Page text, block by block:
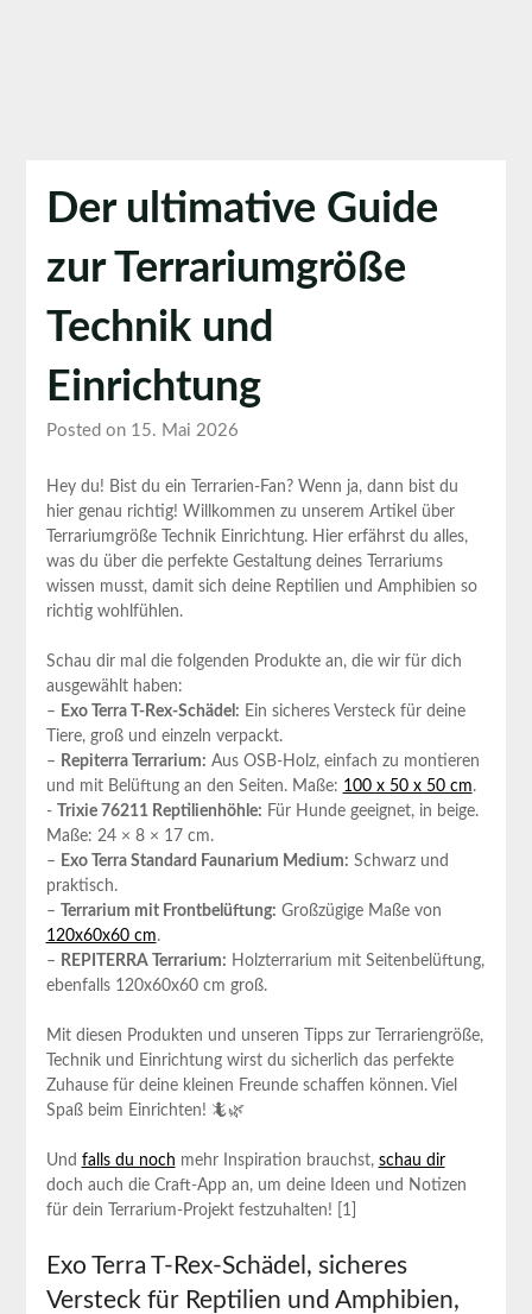
Der ultimative Guide
zur Terrariumgröße
Technik und
Einrichtung
Posted on 15. Mai 2026
Hey du! Bist du ‍ein Terrarien-Fan? Wenn ja, dann bist du
hier genau richtig! Willkommen zu unserem Artikel über
Terrariumgröße Technik Einrichtung. Hier⁤ erfährst du ⁢alles,
was du⁤ über die perfekte Gestaltung deines ⁢Terrariums
wissen musst, damit sich deine Reptilien ⁤und Amphibien so
richtig wohlfühlen.
Schau dir mal die folgenden Produkte ​an, die wir‍ für dich
‌ausgewählt haben:
– Exo Terra T-Rex-Schädel: Ein⁢ sicheres⁢ Versteck für deine
Tiere, ⁤groß und einzeln verpackt.
– Repiterra Terrarium: Aus⁣ OSB-Holz, einfach zu montieren
und​ mit Belüftung an den Seiten. Maße: 100 x 50 x 50 cm.
-‌ Trixie 76211 Reptilienhöhle: Für ‌Hunde ⁣geeignet, in beige.
Maße: 24 × 8 × 17 cm.
– Exo Terra Standard Faunarium​ Medium: Schwarz und
⁤praktisch.
– Terrarium mit Frontbelüftung: Großzügige Maße von
120x60x60 cm.
– REPITERRA Terrarium: Holzterrarium mit Seitenbelüftung,
ebenfalls 120x60x60 cm groß.
Mit diesen Produkten und ⁤unseren Tipps zur Terrariengröße,
Technik​ und Einrichtung wirst du sicherlich das perfekte
Zuhause für deine kleinen Freunde‌ schaffen können. Viel
Spaß beim ⁤Einrichten! 🦎🌿
Und falls du⁢ noch mehr ⁣Inspiration brauchst, schau dir
doch auch die Craft-App an, um deine Ideen und ⁢Notizen
für dein Terrarium-Projekt festzuhalten! [1]
Exo Terra T-Rex-Schädel, sicheres
Versteck‌ für Reptilien und Amphibien,